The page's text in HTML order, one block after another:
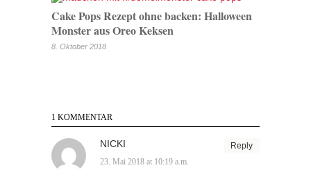
Cake Pops Rezept ohne backen: Halloween
Monster aus Oreo Keksen
8. Oktober 2018
1 KOMMENTAR
Reply
NICKI
23. Mai 2018 at 10:19 a.m.